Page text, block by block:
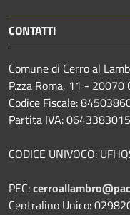
CONTATTI
Comune di Cerro al
P.zza Roma, 11 - 20070
Codice Fiscale:
Partita IVA:
CODICE UNIVOCO:
PEC:
Centralino Unico: